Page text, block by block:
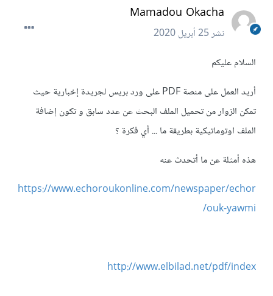
Mamadou Okacha
نشر25 أبريل 2020
السلام عليكم
أريد العمل على منصة PDF على ورد بريس لجريدة إخبارية حيث
تمكن الزوار من تحميل الملف البحث عن عدد سابق و تكون إضافة
الملف اوتوماتيكية بطريقة ما ... أي فكرة ؟
هذه أمثلة عن ما أتحدث عنه
https://www.echoroukonline.com/newspaper/echor
ouk-yawmi/
http://www.elbilad.net/pdf/index